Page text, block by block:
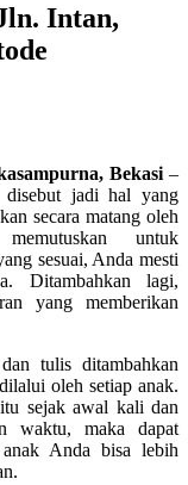
Intan,
Bekasi –
disebut jadi hal yang
secara matang oleh
untuk
sesuai, Anda mesti
Ditambahkan lagi,
yang memberikan
tulis ditambahkan
oleh setiap anak.
sejak awal kali dan
waktu, maka dapat
Anda bisa lebih